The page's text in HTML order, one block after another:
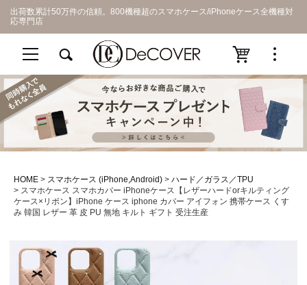
出荷数累計50万件の信頼。800機種超のスマホケース/iPhoneケース全機種対
応専門店
HOME スマホケース (iPhone,Android)
ハード／ガラス／TPU
スマホケース スマホカバー iPhoneケース【レザーハードorキルティング
ケース×リボン】iPhone ケース iphone カバー アイフォン 携帯ケース くす
み 韓国 レザー 革 皮 PU 無地 キルト ギフト 受注生産